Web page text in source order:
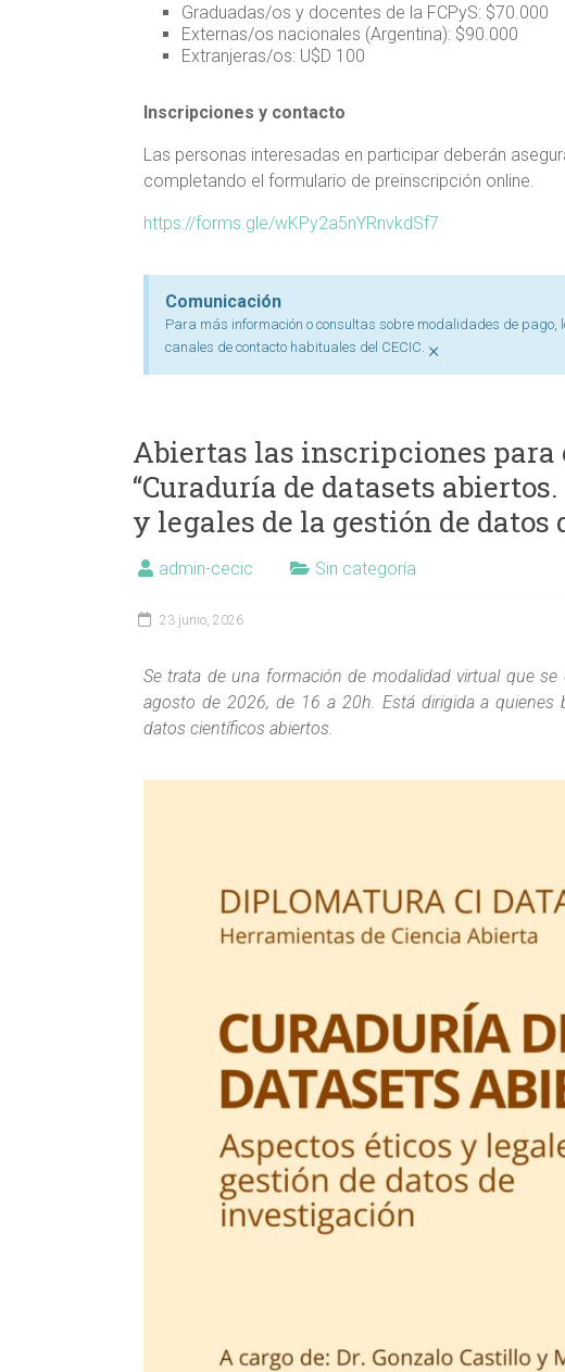
Graduadas/os y docentes de la FCPyS: $70.000
Externas/os nacionales (Argentina): $90.000
Extranjeras/os: U$D 100
Inscripciones y contacto
Las personas interesadas en participar deberán
completando el formulario de preinscripción online.
https://forms.gle/wKPy2a5nYRnvkdSf7
Comunicación
Para más información o consultas sobre modalidades de pago,
canales de contacto habituales del CECIC. ×
Abiertas las inscripciones para
“Curaduría de datasets
y legales de la gestión de datos
admin-cecic Sin categoría
23 junio, 2026
Se trata de una formación de modalidad virtual que
agosto de 2026, de 16 a 20h. Está dirigida a quienes
datos científicos abiertos.